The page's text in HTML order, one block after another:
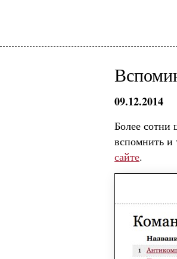
09.12.2014
Более сотни
вспомнить и
сайте.